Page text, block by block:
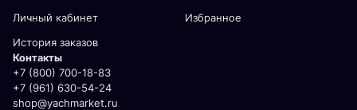
Личный кабинет
Избранное
История заказов
Контакты
+7 (800) 700-18-83
+7 (961) 630-54-24
shop@yachmarket.ru